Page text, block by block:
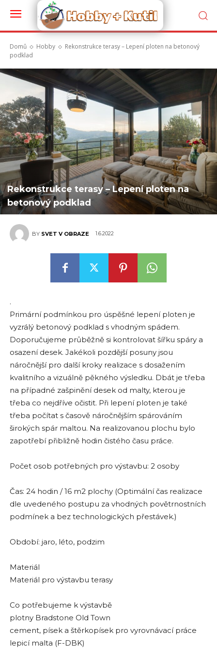
Domů Hobby
Rekonstrukce terasy – Lepení ploten na betonový
podklad
Rekonstrukce terasy – Lepení ploten na
betonový podklad
BY SVET V OBRAZE 1.6.2022
.
Primární podmínkou pro úspěšné lepení ploten je
vyzrálý betonový podklad s vhodným spádem.
Doporučujeme průběžně si kontrolovat šířku spáry a
osazení desek. Jakékoli pozdější posuny jsou
náročnější pro další kroky realizace s dosažením
kvalitního a vizuálně pěkného výsledku. Dbát je třeba
na případné zašpinění desek od malty, kterou je
třeba co nejdříve očistit. Při lepení ploten je také
třeba počítat s časově náročnějším spárováním
širokých spár maltou. Na realizovanou plochu bylo
zapotřebí přibližně hodin čistého času práce.
Počet osob potřebných pro výstavbu: 2 osoby
Čas: 24 hodin / 16 m2 plochy (Optimální čas realizace
dle uvedeného postupu za vhodných povětrnostních
podmínek a bez technologických přestávek.)
Období: jaro, léto, podzim
Materiál
Materiál pro výstavbu terasy
Co potřebujeme k výstavbě
plotny Bradstone Old Town
cement, písek a štěrkopísek pro vyrovnávací práce
lepicí malta (F-DBK)